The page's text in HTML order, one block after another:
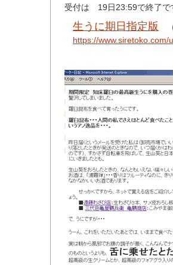
受付は 19日23:59で終了で
生うに期日指定版
https://www.siretoko.com/